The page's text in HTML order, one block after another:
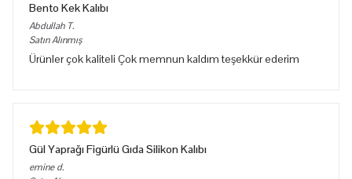
Bento Kek Kalıbı
Abdullah T.
Satın Alınmış
Ürünler çok kaliteli Çok memnun kaldım teşekkür ederim
Gül Yaprağı Figürlü Gıda Silikon Kalıbı
emine d.